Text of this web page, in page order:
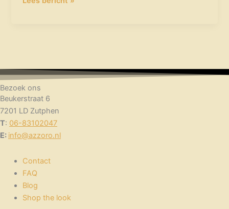
Bezoek ons
Beukerstraat 6
7201 LD Zutphen
T: 06-83102047
E: info@azzoro.nl
Contact
FAQ
Blog
Shop the look